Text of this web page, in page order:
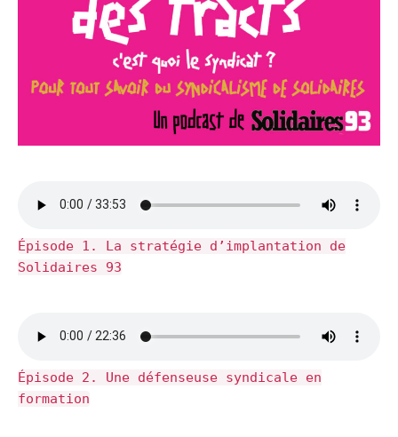
Épisode 1. La stratégie d’implantation de
Solidaires 93
Épisode 2. Une défenseuse syndicale en
formation